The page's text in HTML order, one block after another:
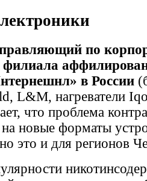
по
в России
L&M, нагреватели
что проблема
новые форматы
это и для регионов